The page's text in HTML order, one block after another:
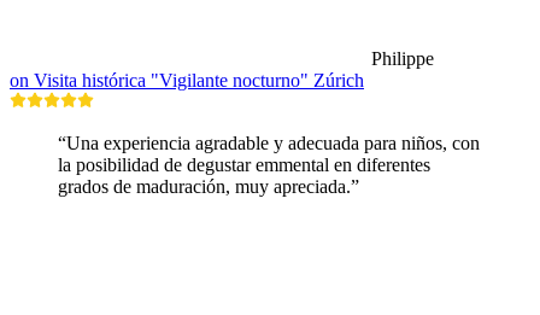
Philippe
on Visita histórica "Vigilante nocturno" Zúrich
“Una experiencia agradable y adecuada para niños, con
la posibilidad de degustar emmental en diferentes
grados de maduración, muy apreciada.”